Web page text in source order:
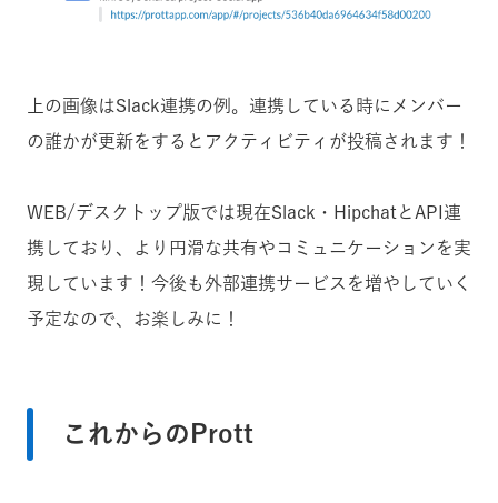
上の画像はSlack連携の例。連携している時にメンバー
の誰かが更新をするとアクティビティが投稿されます！
WEB/デスクトップ版では現在Slack・HipchatとAPI連
携しており、より円滑な共有やコミュニケーションを実
現しています！今後も外部連携サービスを増やしていく
予定なので、お楽しみに！
これからのPrott